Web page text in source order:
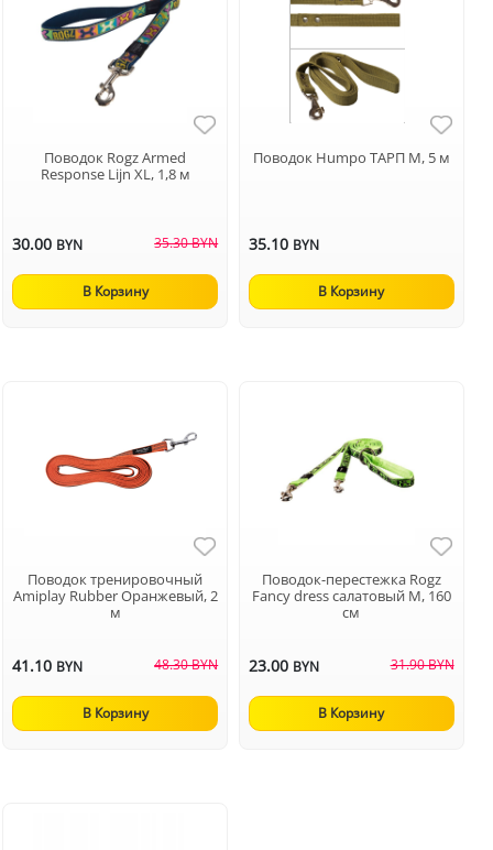
Поводок Rogz Armed
Response Lijn XL, 1,8 м
30.00 BYN 35.30 BYN
В Корзину
Поводок Humpo ТАРП М, 5 м
35.10 BYN
В Корзину
Поводок тренировочный
Аmiplay Rubber Оранжевый, 2
м
41.10 BYN 48.30 BYN
В Корзину
Поводок-перестежка Rogz
Fancy dress салатовый M, 160
см
23.00 BYN 31.90 BYN
В Корзину